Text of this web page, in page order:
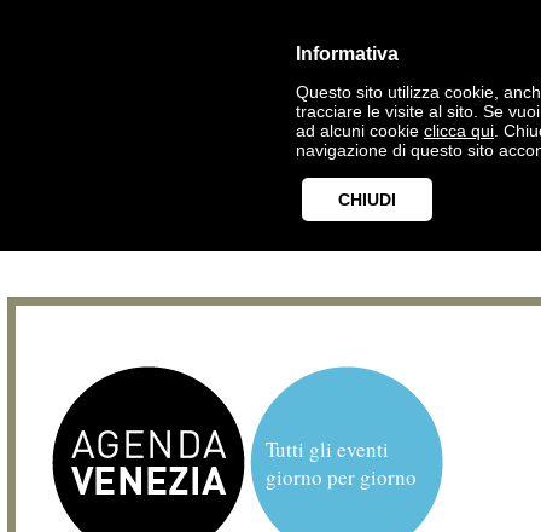
Informativa
Questo sito utilizza cookie,
tracciare le visite al sito. Se
ad alcuni cookie clicca qui .
navigazione di questo sito
CHIUDI
Tutti gli eventi
giorno per giorno